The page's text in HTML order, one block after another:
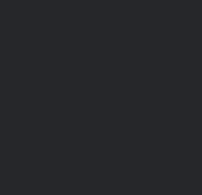
作途中突然罷工，JLC3DP
往往毋須太多鼓......